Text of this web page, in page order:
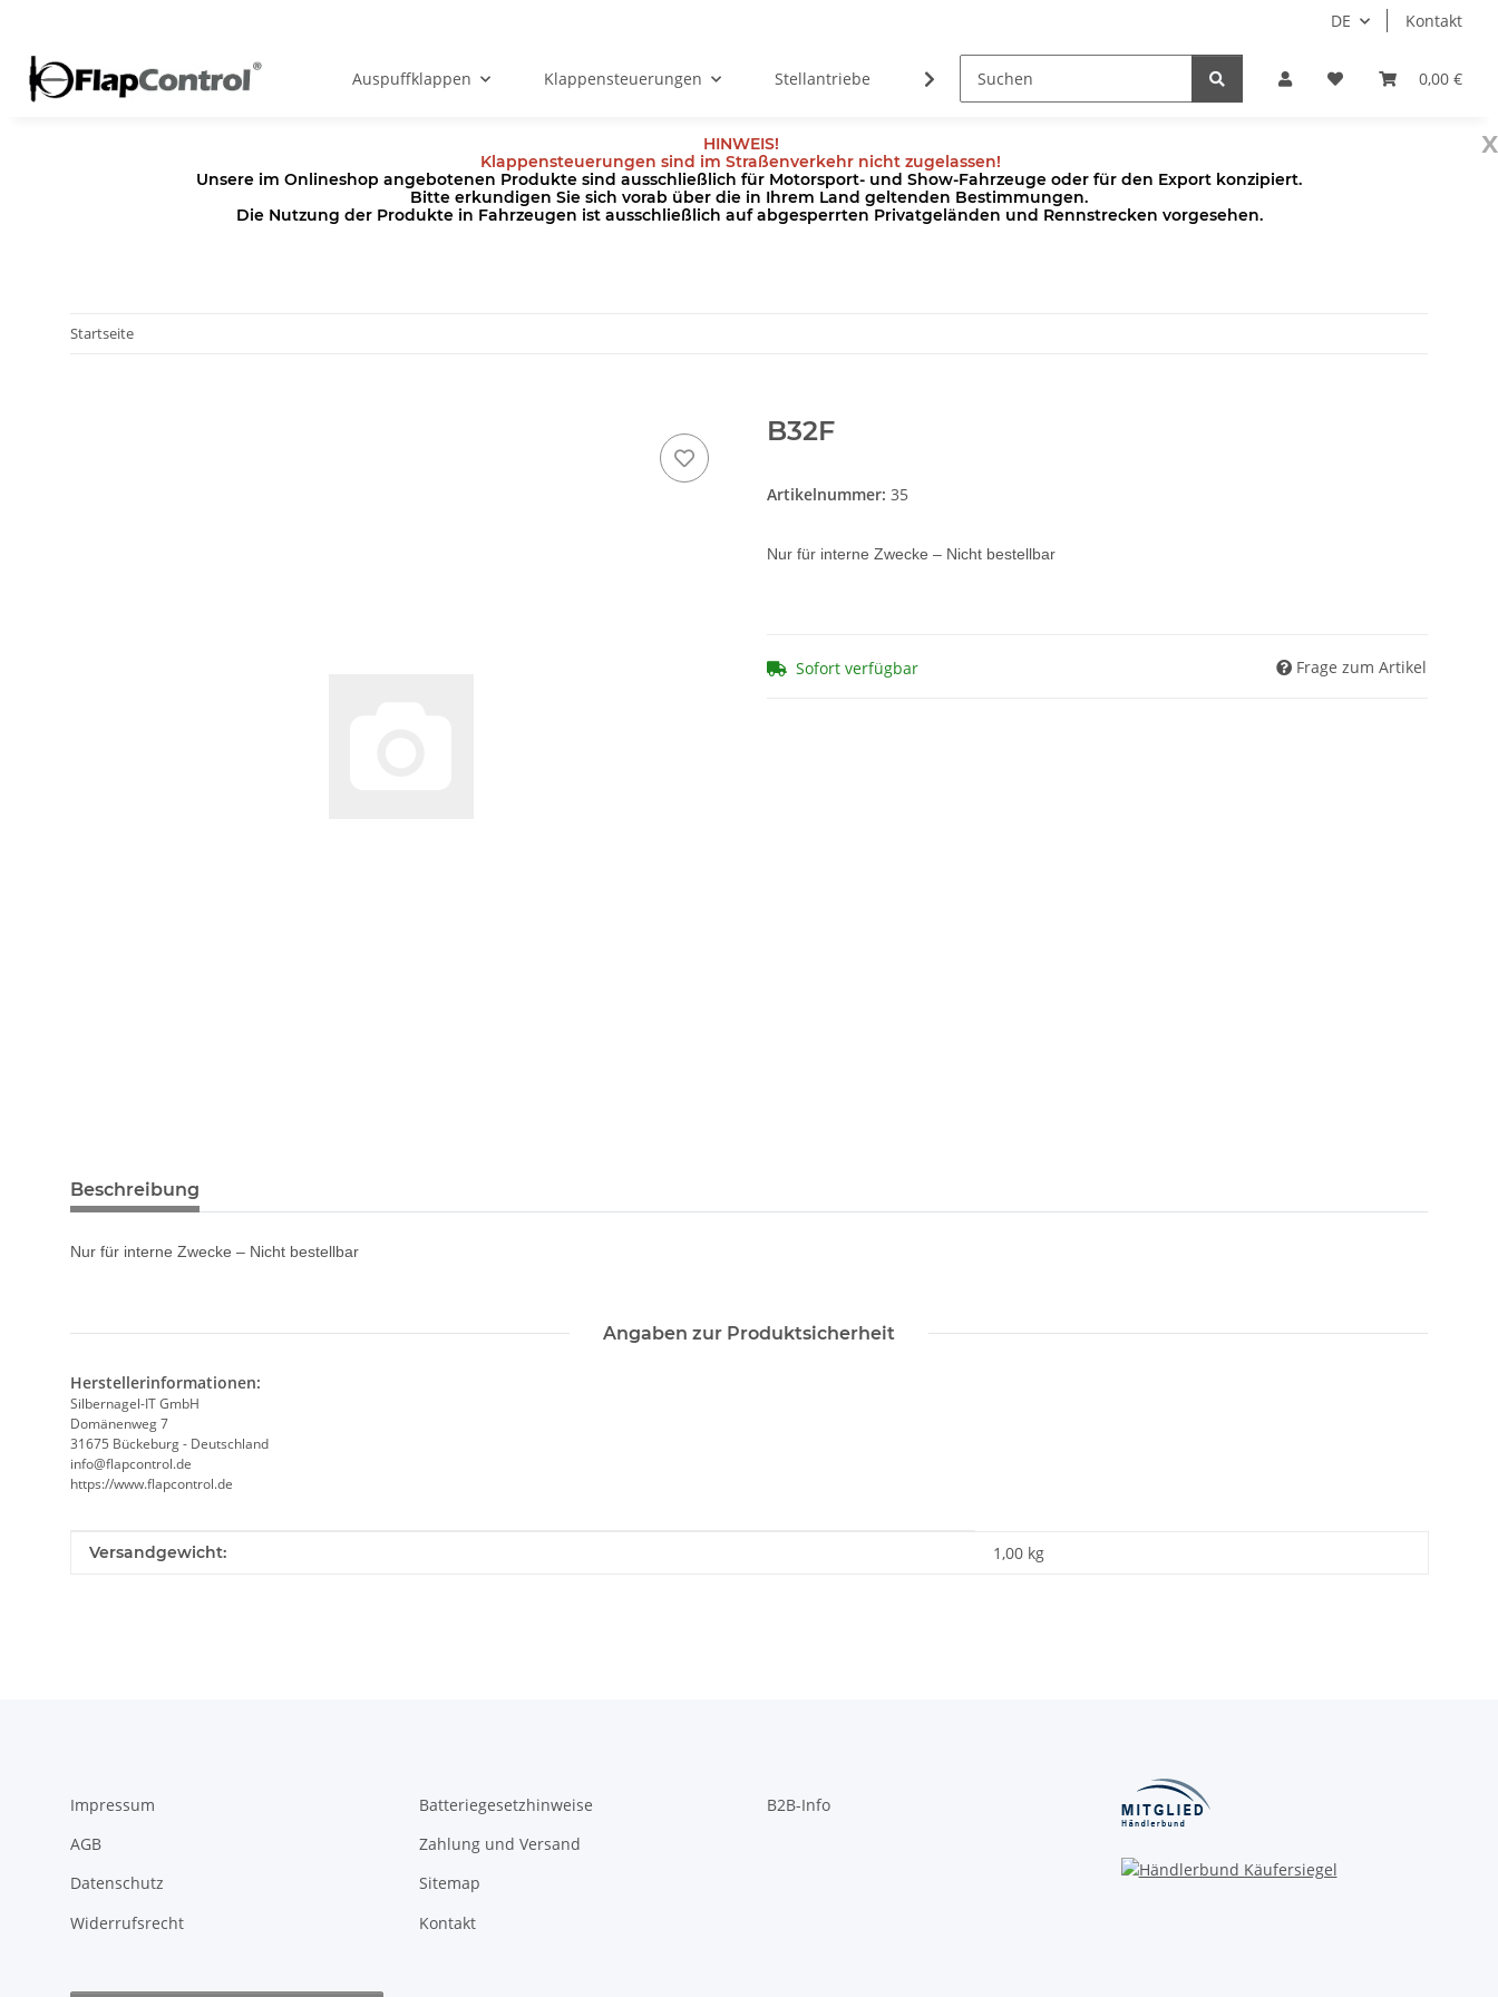
DE Kontakt
0,00 €
Auspuffklappen Klappensteuerungen Stellantriebe Kabel Pumpen
x
HINWEIS!
Klappensteuerungen sind im Straßenverkehr nicht zugelassen!
Unsere im Onlineshop angebotenen Produkte sind ausschließlich für Motorsport- und Show-Fahrzeuge oder für den Export konzipiert.
Bitte erkundigen Sie sich vorab über die in Ihrem Land geltenden Bestimmungen.
Die Nutzung der Produkte in Fahrzeugen ist ausschließlich auf abgesperrten Privatgeländen und Rennstrecken vorgesehen.
Startseite
B32F
Artikelnummer: 35
Nur für interne Zwecke – Nicht bestellbar
Sofort verfügbar Frage zum Artikel
Beschreibung
Nur für interne Zwecke – Nicht bestellbar
Angaben zur Produktsicherheit
Herstellerinformationen:
Silbernagel-IT GmbH
Domänenweg 7
31675 Bückeburg - Deutschland
info@flapcontrol.de
https://www.flapcontrol.de
Produkteigenschaft
Wert
Versandgewicht: 1,00 kg
Impressum
AGB
Datenschutz
Widerrufsrecht
Batteriegesetzhinweise
Zahlung und Versand
Sitemap
Kontakt
B2B-Info